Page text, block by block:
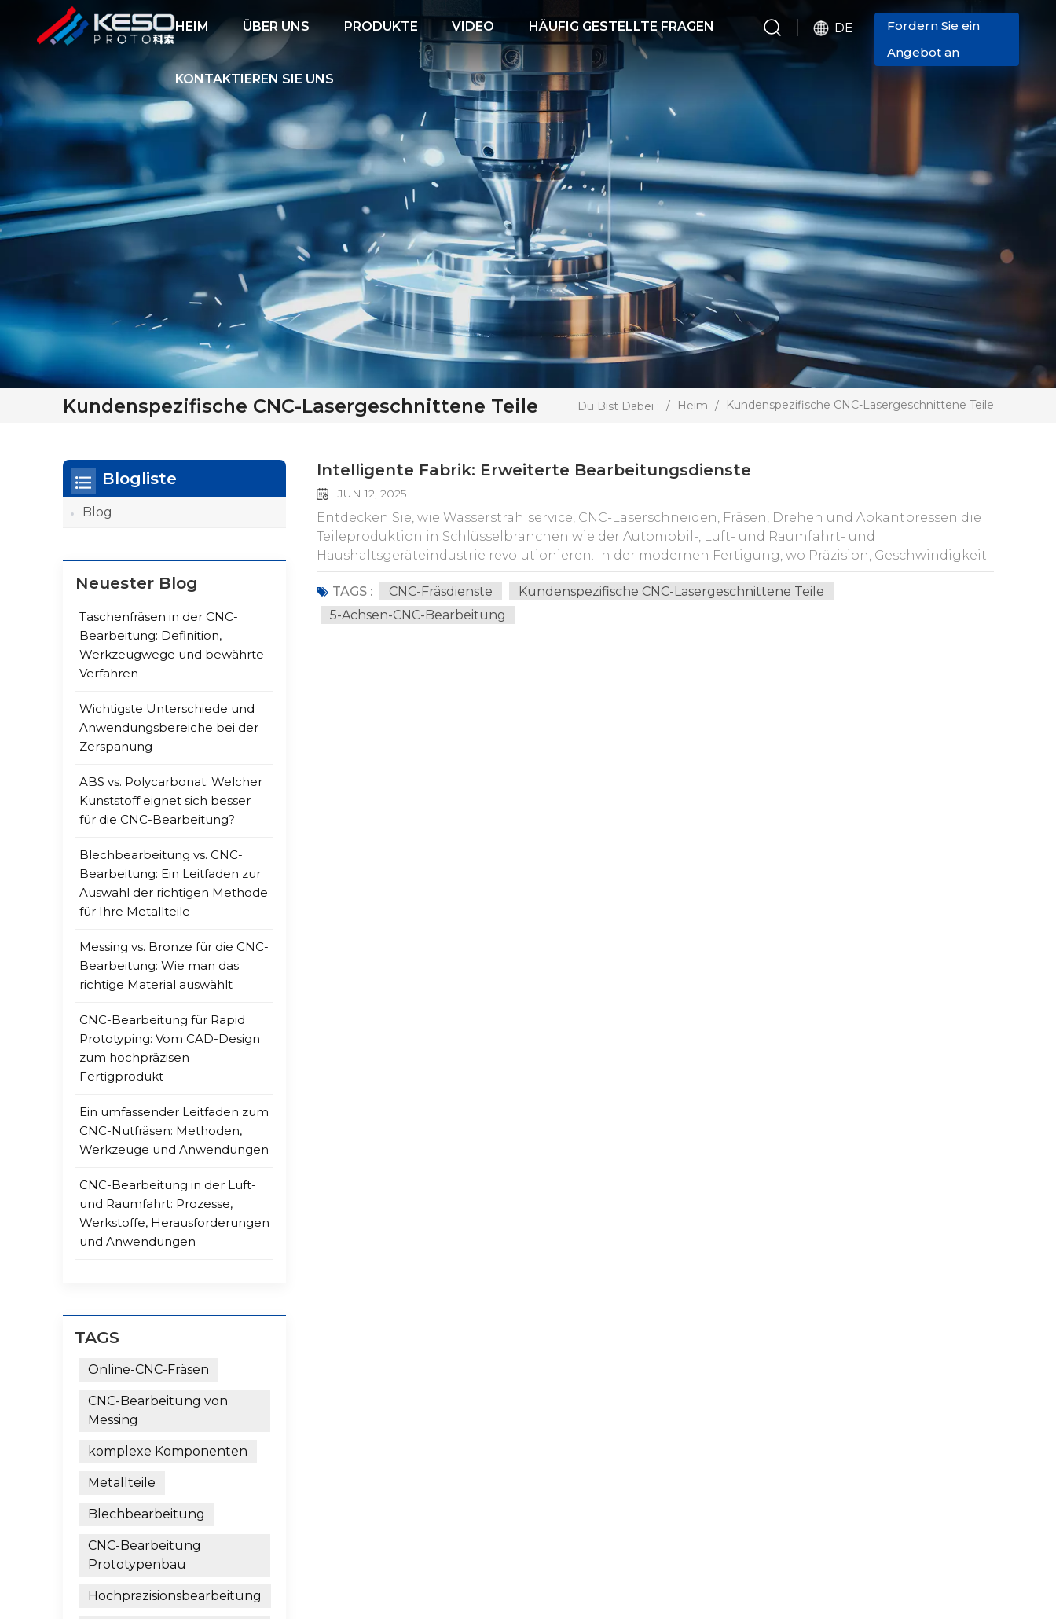
HEIM ÜBER UNS PRODUKTE VIDEO HÄUFIG GESTELLTE FRAGEN
KONTAKTIEREN SIE UNS
DE
Fordern Sie ein
Angebot an
Kundenspezifische CNC-Lasergeschnittene Teile Du Bist Dabei : / Heim / Kundenspezifische CNC-Lasergeschnittene Teile
Intelligente Fabrik: Erweiterte Bearbeitungsdienste
JUN 12, 2025
Entdecken Sie, wie Wasserstrahlservice, CNC-Laserschneiden, Fräsen, Drehen und Abkantpressen die
Teileproduktion in Schlüsselbranchen wie der Automobil-, Luft- und Raumfahrt- und
Haushaltsgeräteindustrie revolutionieren. In der modernen Fertigung, wo Präzision, Geschwindigkeit
und Vielseitigkeit an erster Stelle stehen, sind fortschrittliche Bearbeitungsservices unverzichtbar.
Diese Dienstleistungen, vom Online-Wasserstrahlschneiden bis hin zu kundenspezifischen CNC-
Laserteilen, veranschaulichen die technologische Meisterschaft, mit der Maschinenbauer
Maschinenwerkstätten Automobilindustrie: Auf dem Weg in die Zukunft Die Automobilindustrie steht
TAGS : CNC-Fräsdienste
Kundenspezifische CNC-Lasergeschnittene Teile
5-Achsen-CNC-Bearbeitung
Blogliste
Blog
Neuester Blog
Taschenfräsen in der CNC-
Bearbeitung: Definition,
Werkzeugwege und bewährte
Verfahren
Wichtigste Unterschiede und
Anwendungsbereiche bei der
Zerspanung
ABS vs. Polycarbonat: Welcher
Kunststoff eignet sich besser
für die CNC-Bearbeitung?
Blechbearbeitung vs. CNC-
Bearbeitung: Ein Leitfaden zur
Auswahl der richtigen Methode
für Ihre Metallteile
Messing vs. Bronze für die CNC-
Bearbeitung: Wie man das
richtige Material auswählt
CNC-Bearbeitung für Rapid
Prototyping: Vom CAD-Design
zum hochpräzisen
Fertigprodukt
Ein umfassender Leitfaden zum
CNC-Nutfräsen: Methoden,
Werkzeuge und Anwendungen
CNC-Bearbeitung in der Luft-
und Raumfahrt: Prozesse,
Werkstoffe, Herausforderungen
und Anwendungen
TAGS
Online-CNC-Fräsen
CNC-Bearbeitung von
Messing
komplexe Komponenten
Metallteile
Blechbearbeitung
CNC-Bearbeitung
Prototypenbau
Hochpräzisionsbearbeitung